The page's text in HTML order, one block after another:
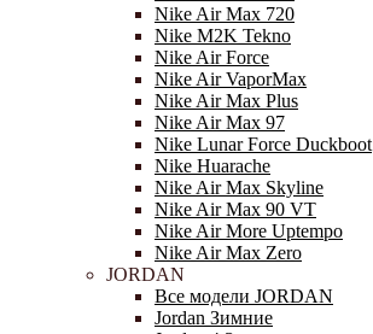
Nike Air Max 720
Nike M2K Tekno
Nike Air Force
Nike Air VaporMax
Nike Air Max Plus
Nike Air Max 97
Nike Lunar Force Duckboot
Nike Huarache
Nike Air Max Skyline
Nike Air Max 90 VT
Nike Air More Uptempo
Nike Air Max Zero
JORDAN
Все модели JORDAN
Jordan Зимние